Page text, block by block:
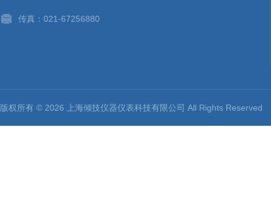
传真：021-67256880
版权所有 © 2026 上海倾技仪器仪表科技有限公司 All Rights